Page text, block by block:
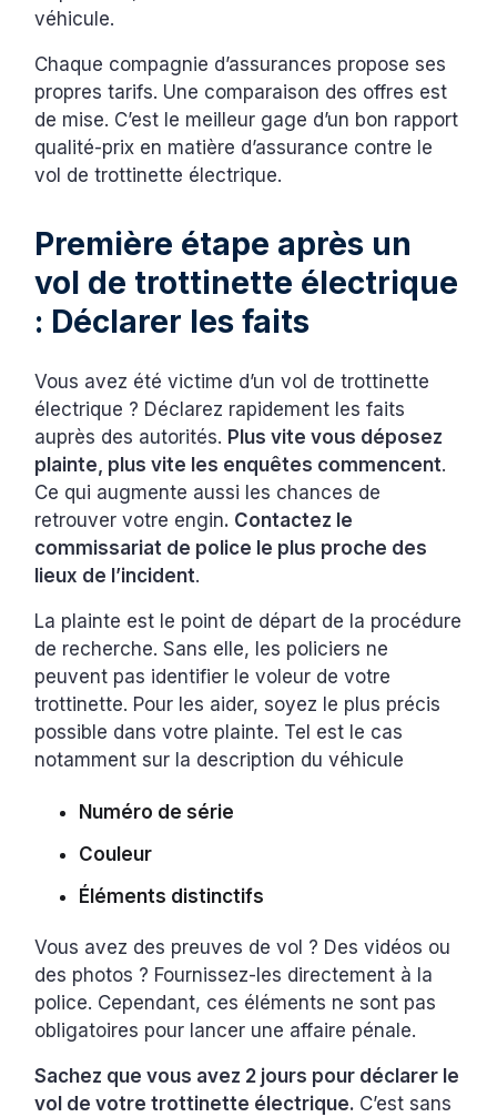
véhicule.
Chaque compagnie d’assurances propose ses
propres tarifs. Une comparaison des offres est
de mise. C’est le meilleur gage d’un bon rapport
qualité-prix en matière d’assurance contre le
vol de trottinette électrique.
Première étape après un
vol de trottinette électrique
: Déclarer les faits
Vous avez été victime d’un vol de trottinette
électrique ? Déclarez rapidement les faits
auprès des autorités. Plus vite vous déposez
plainte, plus vite les enquêtes commencent.
Ce qui augmente aussi les chances de
retrouver votre engin. Contactez le
commissariat de police le plus proche des
lieux de l’incident.
La plainte est le point de départ de la procédure
de recherche. Sans elle, les policiers ne
peuvent pas identifier le voleur de votre
trottinette. Pour les aider, soyez le plus précis
possible dans votre plainte. Tel est le cas
notamment sur la description du véhicule
Numéro de série
Couleur
Éléments distinctifs
Vous avez des preuves de vol ? Des vidéos ou
des photos ? Fournissez-les directement à la
police. Cependant, ces éléments ne sont pas
obligatoires pour lancer une affaire pénale.
Sachez que vous avez 2 jours pour déclarer le
vol de votre trottinette électrique. C’est sans